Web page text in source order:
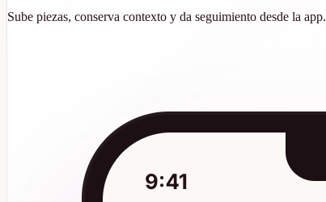
Sube piezas, conserva contexto y da seguimiento desde la app.